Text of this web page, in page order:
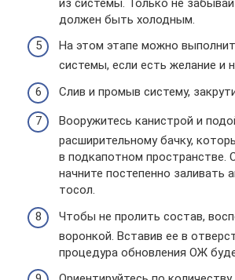
из системы. Только не
должен быть холодным.
На этом этапе можно
системы, если есть желание и
Слив и промыв систему,
Вооружитесь канистрой и
расширительному бачку,
в подкапотном пространстве.
начните постепенно заливать
тосол.
Чтобы не пролить состав,
воронкой. Вставив ее в
процедура обновления ОЖ